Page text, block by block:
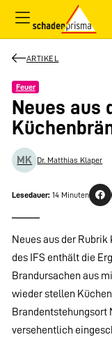
ARTIKEL
Feuer
Neues aus
MK Dr. Matthias Klaper
Lesedauer: 14 Minuten
Neues aus der
des IFS enthält die
Brandursachen aus
wieder stellen
Brandentstehungsort
versehentlich